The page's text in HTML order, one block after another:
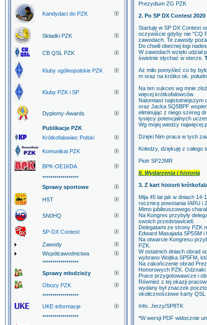
Kandydaci do PZK
Składki PZK
CB QSL PZK
Kluby ogólnopolskie PZK
Kluby PZK i SP
Dyplomy-Awards
Publikacje PZK
Krótkofalowiec Polski
Komunikat PZK
BPK-OE1KDA
******************
Sprawy sportowe
HST
SN0HQ
SP-DX Contest
Zawody
Współzawodnictwa
******************
Sprawy młodzieży
Obozy PZK
******************
UKE-informacje
******************
Prezydium ZG PZK
2. Po SP DX Contest 2020
Startuję w SP DX Contest
oczywiście gdyby nie "CQ
zawodach. Te zawody
Do chwili obecnej logi
W zawodach wzięło
świetnie słychać w eterze.
Aż miło pomyśleć co by
m oraz na krótko ok.
Na ten sukces wg mnie
więcej krótkofalowców.
Natomiast najistotniejszym
oraz Jacka SQ5BPF
eliminując z niego szereg
tysięcy potencjalnych
Wg mojej wiedzy najwięcej
Dzięki Nim praca w tych
Koledzy, dziękuję z całego
Piotr SP2JMR
II. Wydarzenia i historia
3. Z kart historii
Mija 45 lat jak w dniach 14-
rocznicę powstania IARU i
Mimo jubileuszowego
Na Kongres przybyły
swoich przedstawicieli.
Delegatami ze strony PZK
Edward Masajada SP5SM i
Na otwarcie Kongresu
PZK.
W ostatnich dniach obrad
wybrano Wojtka SP5FM,
Na zakończenie obrad
Honorowych PZK. Odznaki
Prace przygotowawcze i
Również z tej okazji
wydany był znaczek
okolicznościowe karty QSL
Info. Jerzy/SP8TK
*W wersji PDF widocznie